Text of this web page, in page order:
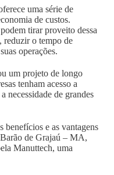
uma série de
de custos.
tirar proveito dessa
reduzir o tempo de
operações.
um projeto de longo
tenham acesso a
necessidade de grandes
benefícios e as vantagens
de Grajaú – MA,
Manuttech, uma